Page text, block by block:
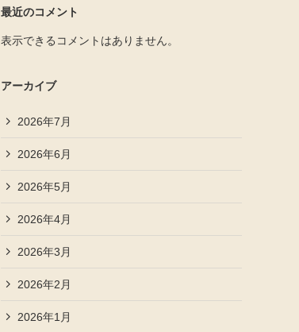
最近のコメント
表示できるコメントはありません。
アーカイブ
2026年7月
2026年6月
2026年5月
2026年4月
2026年3月
2026年2月
2026年1月